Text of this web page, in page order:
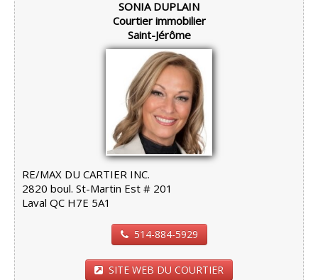
SONIA DUPLAIN
Courtier immobilier
Saint-Jérôme
RE/MAX DU CARTIER INC.
2820 boul. St-Martin Est # 201
Laval QC H7E 5A1
514-884-5929
SITE WEB DU COURTIER